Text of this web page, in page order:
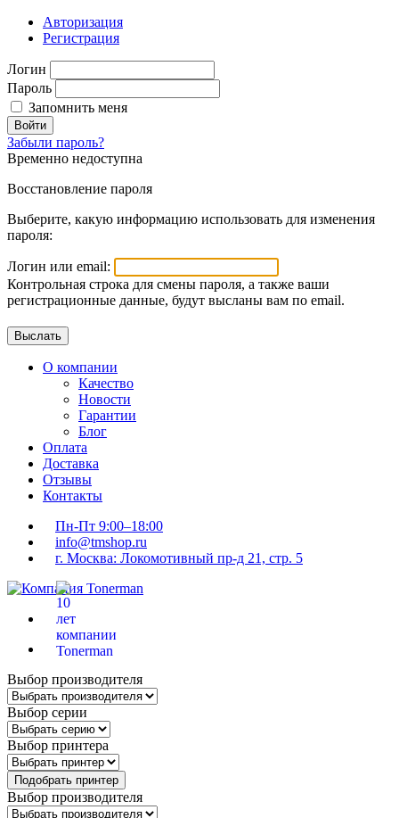
Авторизация
Регистрация
Логин
Пароль
Запомнить меня
Войти
Забыли пароль?
Временно недоступна
Восстановление пароля
Выберите, какую информацию использовать для изменения
пароля:
Логин или email:
Контрольная строка для смены пароля, а также ваши
регистрационные данные, будут высланы вам по email.
О компании
Качество
Новости
Гарантии
Блог
Оплата
Доставка
Отзывы
Контакты
Пн-Пт 9:00–18:00
info@tmshop.ru
г. Москва: Локомотивный пр-д 21, стр. 5
Выбор производителя
Выбор серии
Выбор принтера
Подобрать принтер
Выбор производителя